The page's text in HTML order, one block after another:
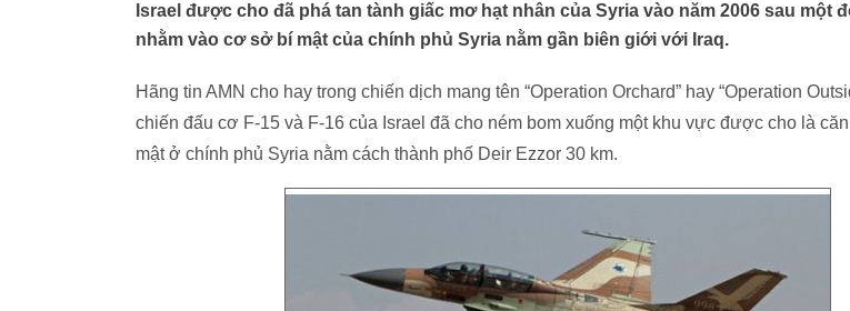
Israel được cho đã phá tan tành giấc mơ hạt nhân của Syria vào năm 2006 sau một
nhằm vào cơ sở bí mật của chính phủ Syria nằm gần biên giới với Iraq.
Hãng tin AMN cho hay trong chiến dịch mang tên “Operation Orchard” hay “Operation
chiến đấu cơ F-15 và F-16 của Israel đã cho ném bom xuống một khu vực được cho là
mật ở chính phủ Syria nằm cách thành phố Deir Ezzor 30 km.